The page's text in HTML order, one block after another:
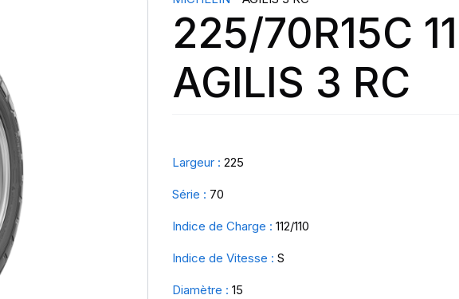
225/70R15C
AGILIS 3 RC
Largeur : 225
Série : 70
Indice de Charge : 112/110
Indice de Vitesse : S
Diamètre : 15